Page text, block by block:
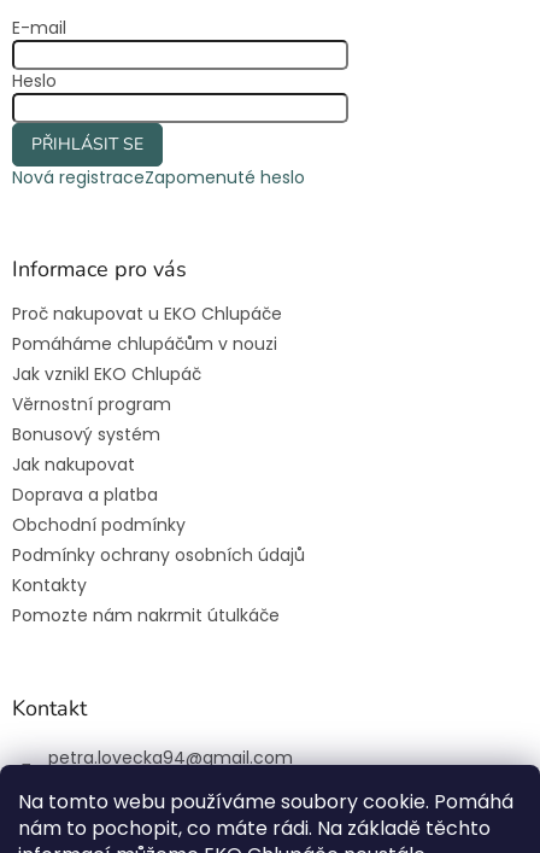
Na tomto webu používáme soubory cookie. Pomáhá
nám to pochopit, co máte rádi. Na základě těchto
E-mail
Heslo
PŘIHLÁSIT SE
Nová registraceZapomenuté heslo
Informace pro vás
Proč nakupovat u EKO Chlupáče
Pomáháme chlupáčům v nouzi
Jak vznikl EKO Chlupáč
Věrnostní program
Bonusový systém
Jak nakupovat
Doprava a platba
Obchodní podmínky
Podmínky ochrany osobních údajů
Kontakty
Pomozte nám nakrmit útulkáče
Kontakt
petra.lovecka94@gmail.com
+420 774 131 648
ekochlupac.cz